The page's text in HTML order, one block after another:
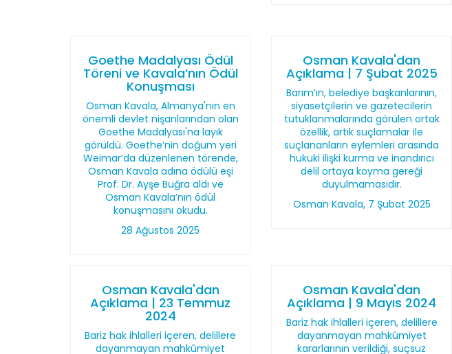
Goethe Madalyası Ödül
Töreni ve Kavala’nın Ödül
Konuşması
Osman Kavala, Almanya'nın en
önemli devlet nişanlarından olan
Goethe Madalyası'na layık
görüldü. Goethe’nin doğum yeri
Weimar’da düzenlenen törende,
Osman Kavala adına ödülü eşi
Prof. Dr. Ayşe Buğra aldı ve
Osman Kavala’nın ödül
konuşmasını okudu.
28 Ağustos 2025
Osman Kavala'dan
Açıklama | 7 Şubat 2025
Barım’ın, belediye başkanlarının,
siyasetçilerin ve gazetecilerin
tutuklanmalarında görülen ortak
özellik, artık suçlamalar ile
suçlananların eylemleri arasında
hukuki ilişki kurma ve inandırıcı
delil ortaya koyma gereği
duyulmamasıdır.
Osman Kavala, 7 Şubat 2025
Osman Kavala'dan
Açıklama | 23 Temmuz
2024
Bariz hak ihlalleri içeren, delillere
dayanmayan mahkûmiyet
Osman Kavala'dan
Açıklama | 9 Mayıs 2024
Bariz hak ihlalleri içeren, delillere
dayanmayan mahkûmiyet
kararlarının verildiği, suçsuz